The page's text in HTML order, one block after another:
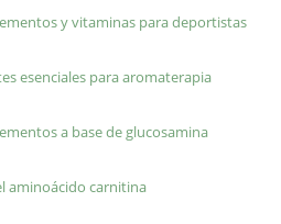
y vitaminas para deportistas
esenciales para aromaterapia
a base de glucosamina
aminoácido carnitina